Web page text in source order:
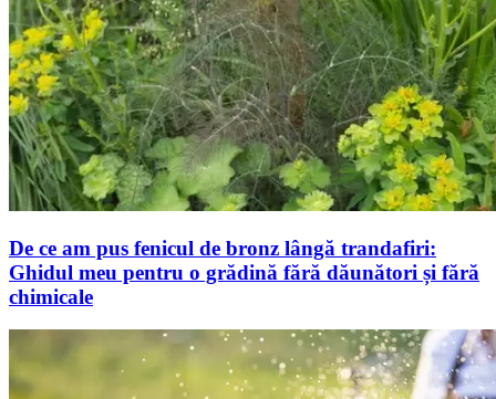
De ce am pus fenicul de bronz lângă trandafiri:
Ghidul meu pentru o grădină fără dăunători și fără
chimicale